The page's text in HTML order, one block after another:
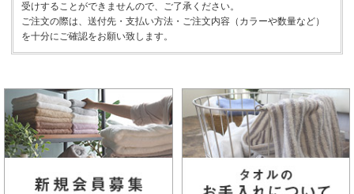
受けすることができませんので、ご了承ください。
ご注文の際は、送付先・支払い方法・ご注文内容（カラーや数量など）
を十分にご確認をお願い致します。